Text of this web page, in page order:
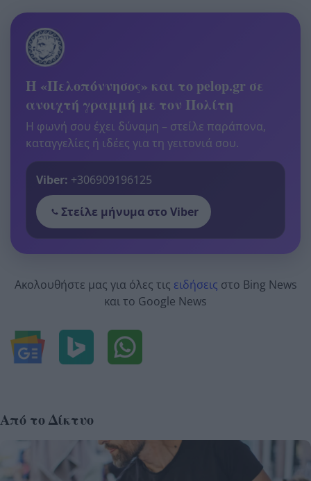
Η «Πελοπόννησος» και το pelop.gr σε
ανοιχτή γραμμή με τον Πολίτη
Η φωνή σου έχει δύναμη – στείλε παράπονα,
καταγγελίες ή ιδέες για τη γειτονιά σου.
Viber: +306909196125
Στείλε μήνυμα στο Viber
Ακολουθήστε μας για όλες τις ειδήσεις στο Bing News
και το Google News
Από το Δίκτυο